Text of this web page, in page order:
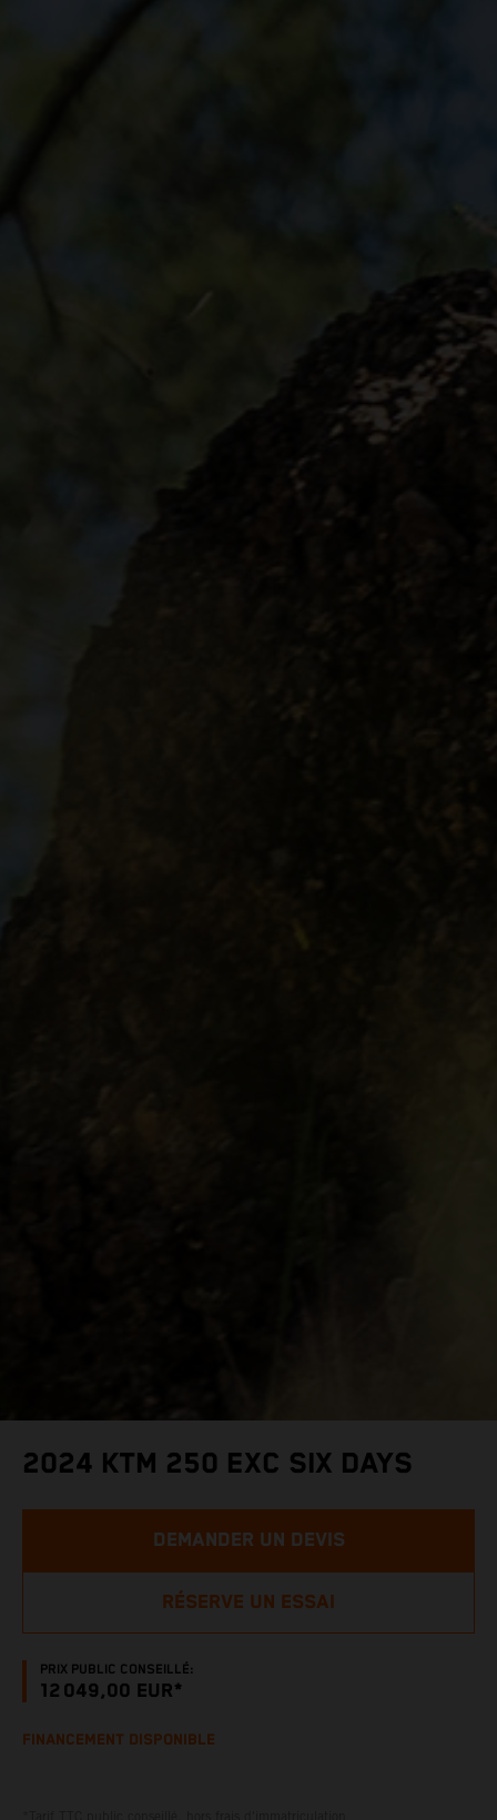
2024 KTM 250 EXC SIX DAYS
PRIX PUBLIC CONSEILLÉ:
12 049,00 EUR*
DEMANDER UN DEVIS
RÉSERVE UN ESSAI
FINANCEMENT DISPONIBLE